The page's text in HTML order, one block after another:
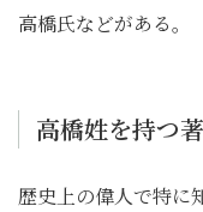
高橋氏などがある。
高橋姓を持つ
歴史上の偉人で特に